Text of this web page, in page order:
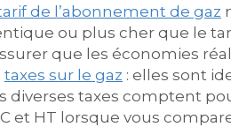
de l’abonnement de gaz
ou plus cher que le
que les économies
taxes sur le gaz : elles sont
diverses taxes comptent
et HT lorsque vous